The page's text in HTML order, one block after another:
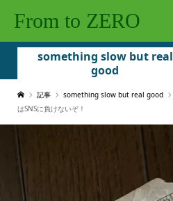
From to ZERO
something slow but real
good
記事 something slow but real good
はSNSに負けないぞ！